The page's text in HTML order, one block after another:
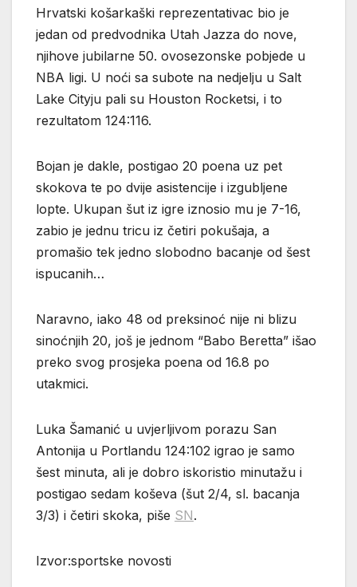
Hrvatski košarkaški reprezentativac bio je
jedan od predvodnika Utah Jazza do nove,
njihove jubilarne 50. ovosezonske pobjede u
NBA ligi. U noći sa subote na nedjelju u Salt
Lake Cityju pali su Houston Rocketsi, i to
rezultatom 124:116.
Bojan je dakle, postigao 20 poena uz pet
skokova te po dvije asistencije i izgubljene
lopte. Ukupan šut iz igre iznosio mu je 7-16,
zabio je jednu tricu iz četiri pokušaja, a
promašio tek jedno slobodno bacanje od šest
ispucanih…
Naravno, iako 48 od preksinoć nije ni blizu
sinoćnjih 20, još je jednom “Babo Beretta” išao
preko svog prosjeka poena od 16.8 po
utakmici.
Luka Šamanić u uvjerljivom porazu San
Antonija u Portlandu 124:102 igrao je samo
šest minuta, ali je dobro iskoristio minutažu i
postigao sedam koševa (šut 2/4, sl. bacanja
3/3) i četiri skoka, piše SN.
Izvor:sportske novosti